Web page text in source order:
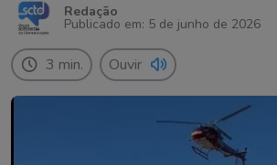
Redação
Publicado em: 5 de junho de 2026
3 min. Ouvir